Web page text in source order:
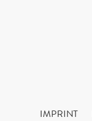
IMPRINT